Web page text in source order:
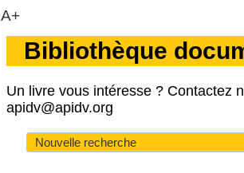
Bibliothèque
Un livre vous intéresse ? Contactez
apidv@apidv.org
Nouvelle recherche
A+